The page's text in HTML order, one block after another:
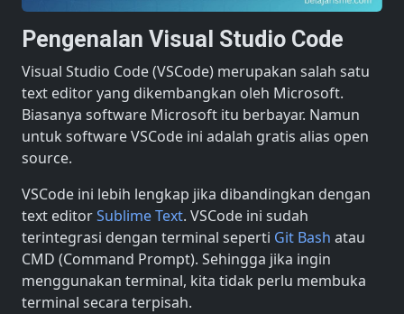
Pengenalan Visual Studio Code
Visual Studio Code (VSCode) merupakan salah satu
text editor yang dikembangkan oleh Microsoft.
Biasanya software Microsoft itu berbayar. Namun
untuk software VSCode ini adalah gratis alias open
source.
VSCode ini lebih lengkap jika dibandingkan dengan
text editorSublime Text. VSCode ini sudah
terintegrasi dengan terminal seperti Git Bash atau
CMD (Command Prompt). Sehingga jika ingin
menggunakan terminal, kita tidak perlu membuka
terminal secara terpisah.